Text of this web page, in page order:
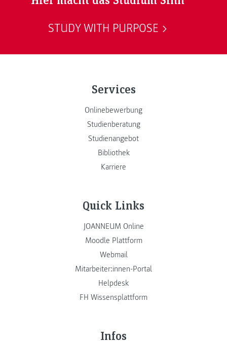
STUDY WITH PURPOSE
Services
Onlinebewerbung
Studienberatung
Studienangebot
Bibliothek
Karriere
Quick Links
JOANNEUM Online
Moodle Plattform
Webmail
Mitarbeiter:innen-Portal
Helpdesk
FH Wissensplattform
Infos